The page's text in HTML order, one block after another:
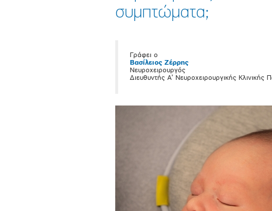
συμπτώματα;
Γράφει ο
Βασίλειος Ζέρρης
Νευροχειρουργός
Διευθυντής Α’ Νευροχειρουργικής Κλινικής